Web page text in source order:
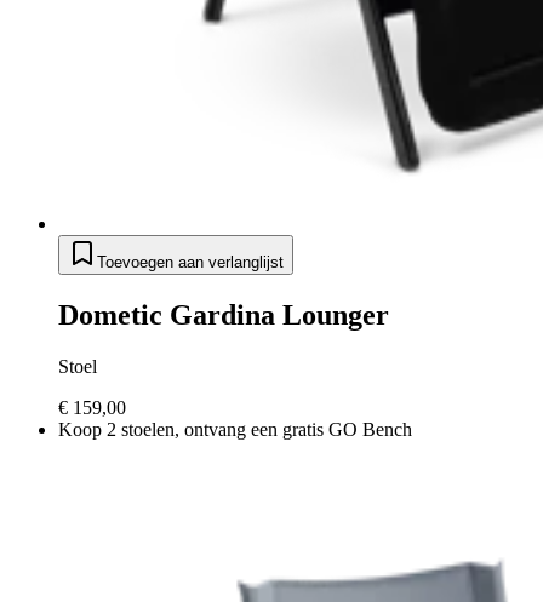
Toevoegen aan verlanglijst
Dometic Gardina Lounger
Stoel
€ 159,00
Koop 2 stoelen, ontvang een gratis GO Bench